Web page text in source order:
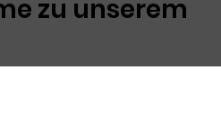
zu unserem